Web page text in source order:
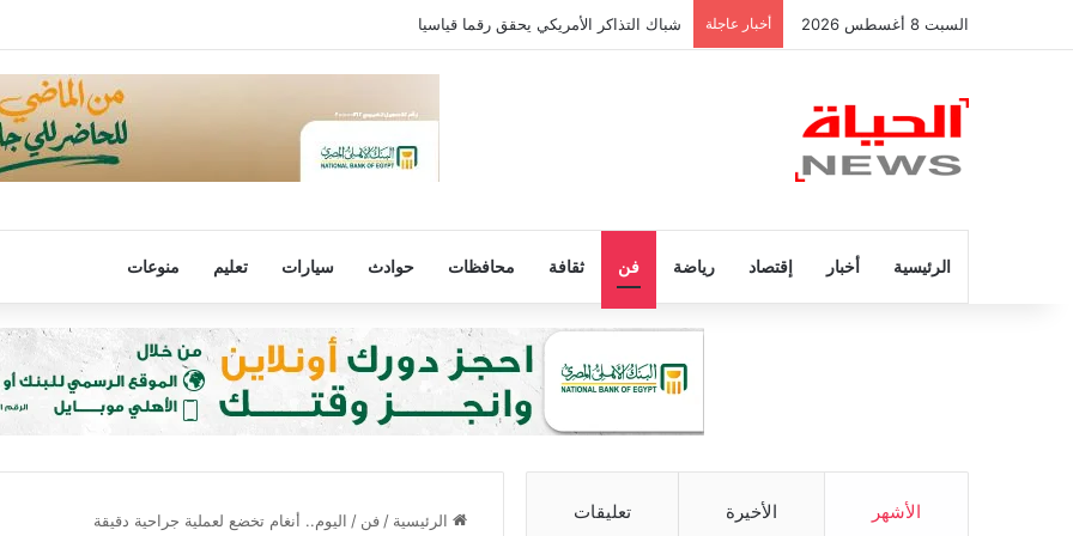
السبت 8 أغسطس 2026 أخبار عاجلة شباك التذاكر الأمريكي يحقق رقما قياسيا
الرئيسية أخبار إقتصاد رياضة فن ثقافة محافظات حوادث سيارات تعليم منوعات
الرئيسية / فن / اليوم.. أنغام تخضع لعملية جراحية دقيقة الأشهر الأخيرة تعليقات